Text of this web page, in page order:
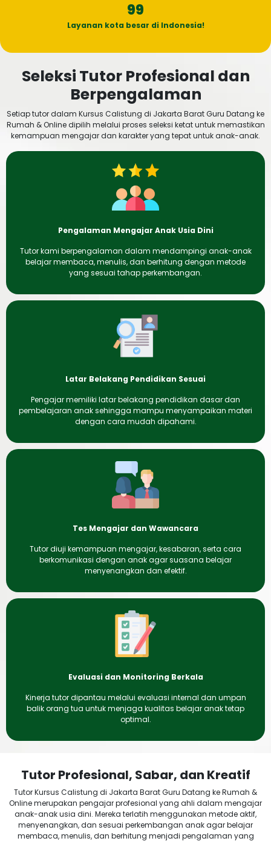
99
Layanan kota besar di Indonesia!
Seleksi Tutor Profesional dan
Berpengalaman
Setiap tutor dalam Kursus Calistung di Jakarta Barat Guru Datang ke
Rumah & Online dipilih melalui proses seleksi ketat untuk memastikan
kemampuan mengajar dan karakter yang tepat untuk anak-anak.
Pengalaman Mengajar Anak Usia Dini
Tutor kami berpengalaman dalam mendampingi anak-anak
belajar membaca, menulis, dan berhitung dengan metode
yang sesuai tahap perkembangan.
Latar Belakang Pendidikan Sesuai
Pengajar memiliki latar belakang pendidikan dasar dan
pembelajaran anak sehingga mampu menyampaikan materi
dengan cara mudah dipahami.
Tes Mengajar dan Wawancara
Tutor diuji kemampuan mengajar, kesabaran, serta cara
berkomunikasi dengan anak agar suasana belajar
menyenangkan dan efektif.
Evaluasi dan Monitoring Berkala
Kinerja tutor dipantau melalui evaluasi internal dan umpan
balik orang tua untuk menjaga kualitas belajar anak tetap
optimal.
Tutor Profesional, Sabar, dan Kreatif
Tutor Kursus Calistung di Jakarta Barat Guru Datang ke Rumah &
Online merupakan pengajar profesional yang ahli dalam mengajar
anak-anak usia dini. Mereka terlatih menggunakan metode aktif,
menyenangkan, dan sesuai perkembangan anak agar belajar
membaca, menulis, dan berhitung menjadi pengalaman yang